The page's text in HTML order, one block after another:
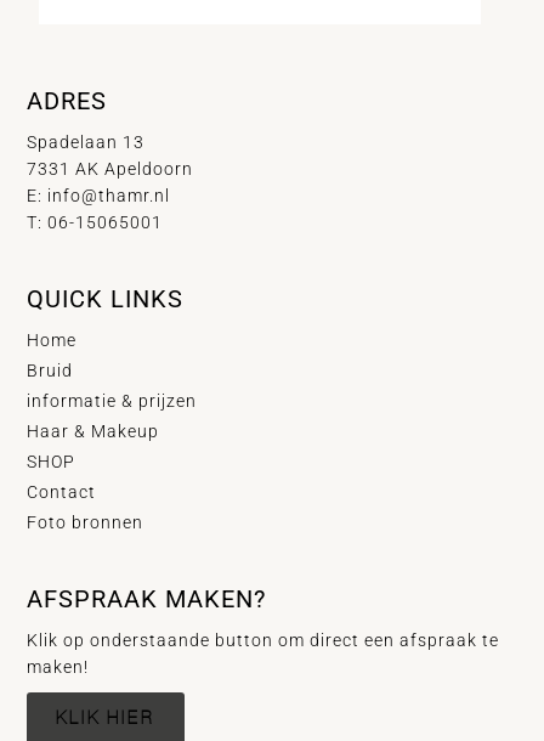
ADRES
Spadelaan 13
7331 AK Apeldoorn
E: info@thamr.nl
T: 06-15065001
QUICK LINKS
Home
Bruid
informatie & prijzen
Haar & Makeup
SHOP
Contact
Foto bronnen
AFSPRAAK MAKEN?
Klik op onderstaande button om direct een afspraak te
maken!
KLIK HIER